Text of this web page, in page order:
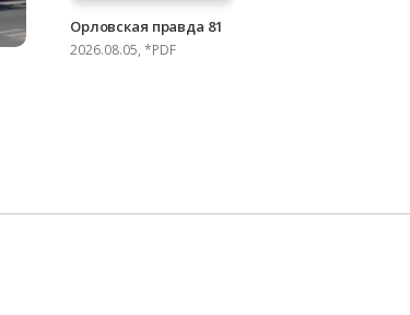
Орловская правда 81
2026.08.05, *PDF